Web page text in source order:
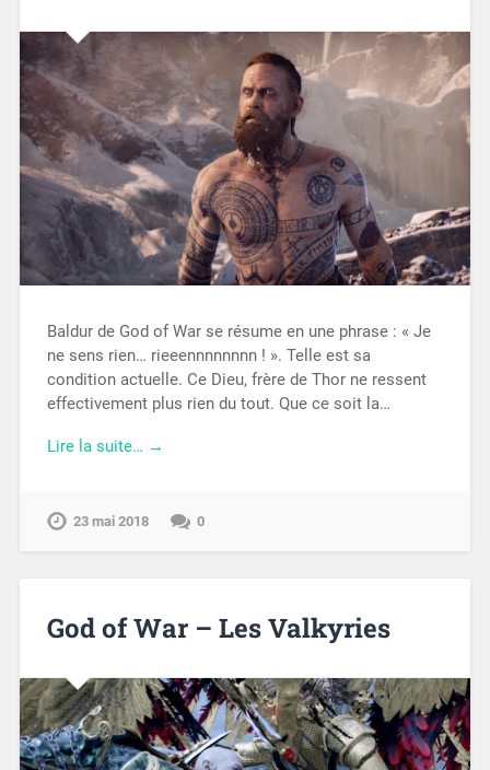
Baldur de God of War se résume en une phrase : « Je
ne sens rien… rieeennnnnnnn ! ». Telle est sa
condition actuelle. Ce Dieu, frère de Thor ne ressent
effectivement plus rien du tout. Que ce soit la…
Lire la suite… →
23 mai 2018 0
God of War – Les Valkyries